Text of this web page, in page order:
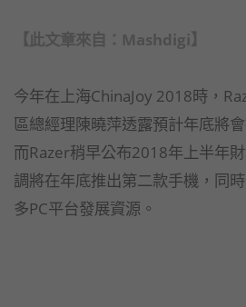
【此文章來自： Mashdigi】
今年在上海ChinaJoy 2018時，
區總經理陳曉萍透露預計年底將
而Razer稍早公布2018年上半年
調將在年底推出第二款手機，同
多PC平台發展資源。